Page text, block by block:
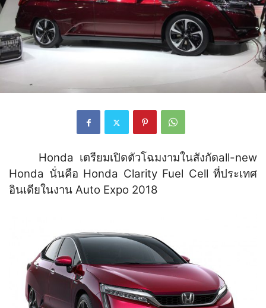
Honda เตรียมเปิดตัวโฉมงามในสังกัดall-new
Honda นั่นคือ Honda Clarity Fuel Cell ที่ประเทศ
อินเดียในงาน Auto Expo 2018